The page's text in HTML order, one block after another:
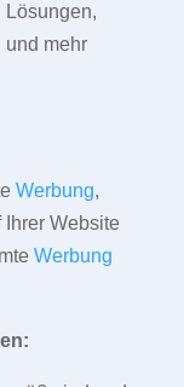
Lösungen,
und mehr
Werbung,
Website
Werbung